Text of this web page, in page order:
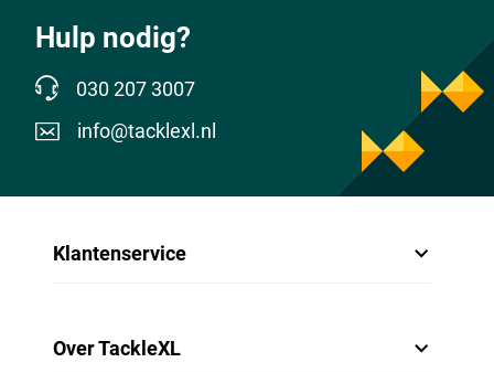
Hulp nodig?
030 207 3007
info@tacklexl.nl
Klantenservice
Over TackleXL